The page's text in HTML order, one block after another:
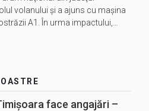
volanului şi a ajuns cu maşina
A1. În urma impactului,…
face angajări –